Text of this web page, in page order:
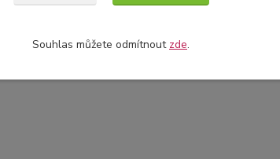
Souhlas můžete odmítnout zde.